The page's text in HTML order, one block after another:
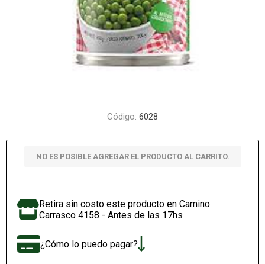
Código: 6028
NO ES POSIBLE AGREGAR EL PRODUCTO AL CARRITO.
Retira sin costo este producto en Camino
Carrasco 4158 - Antes de las 17hs
¿Cómo lo puedo pagar?